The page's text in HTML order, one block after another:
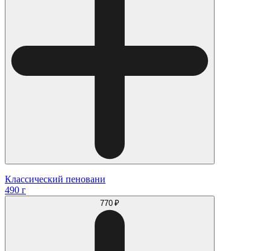
Классический пеновани
490 г
770 ₽